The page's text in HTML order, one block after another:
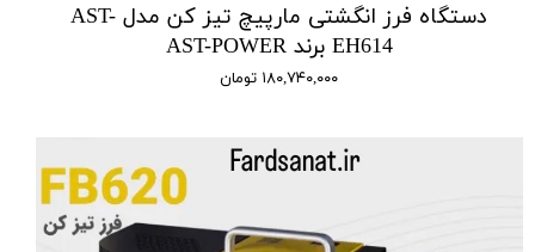
دستگاه فرز انگشتی مارپیچ تیز کن مدل AST-
EH614 برند AST-POWER
۱۸۰,۷۴۰,۰۰۰ تومان